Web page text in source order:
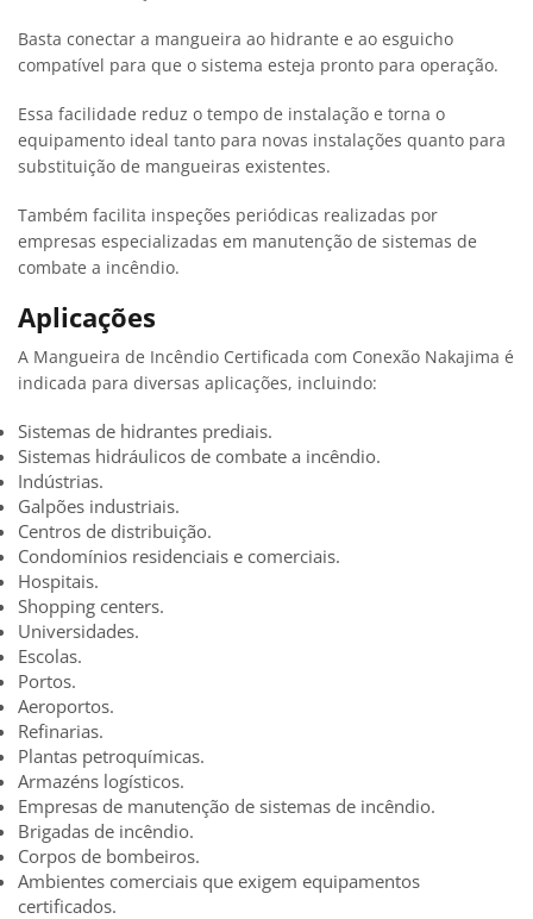
Basta conectar a mangueira ao hidrante e ao esguicho
compatível para que o sistema esteja pronto para operação.
Essa facilidade reduz o tempo de instalação e torna o
equipamento ideal tanto para novas instalações quanto para
substituição de mangueiras existentes.
Também facilita inspeções periódicas realizadas por
empresas especializadas em manutenção de sistemas de
combate a incêndio.
Aplicações
A Mangueira de Incêndio Certificada com Conexão Nakajima é
indicada para diversas aplicações, incluindo:
Sistemas de hidrantes prediais.
Sistemas hidráulicos de combate a incêndio.
Indústrias.
Galpões industriais.
Centros de distribuição.
Condomínios residenciais e comerciais.
Hospitais.
Shopping centers.
Universidades.
Escolas.
Portos.
Aeroportos.
Refinarias.
Plantas petroquímicas.
Armazéns logísticos.
Empresas de manutenção de sistemas de incêndio.
Brigadas de incêndio.
Corpos de bombeiros.
Ambientes comerciais que exigem equipamentos
certificados.